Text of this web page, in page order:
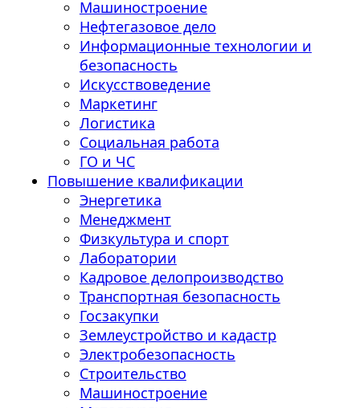
Машиностроение
Нефтегазовое дело
Информационные технологии и
безопасность
Искусствоведение
Маркетинг
Логистика
Социальная работа
ГО и ЧС
Повышение квалификации
Энергетика
Менеджмент
Физкультура и спорт
Лаборатории
Кадровое делопроизводство
Транспортная безопасность
Госзакупки
Землеустройство и кадастр
Электробезопасность
Строительство
Машиностроение